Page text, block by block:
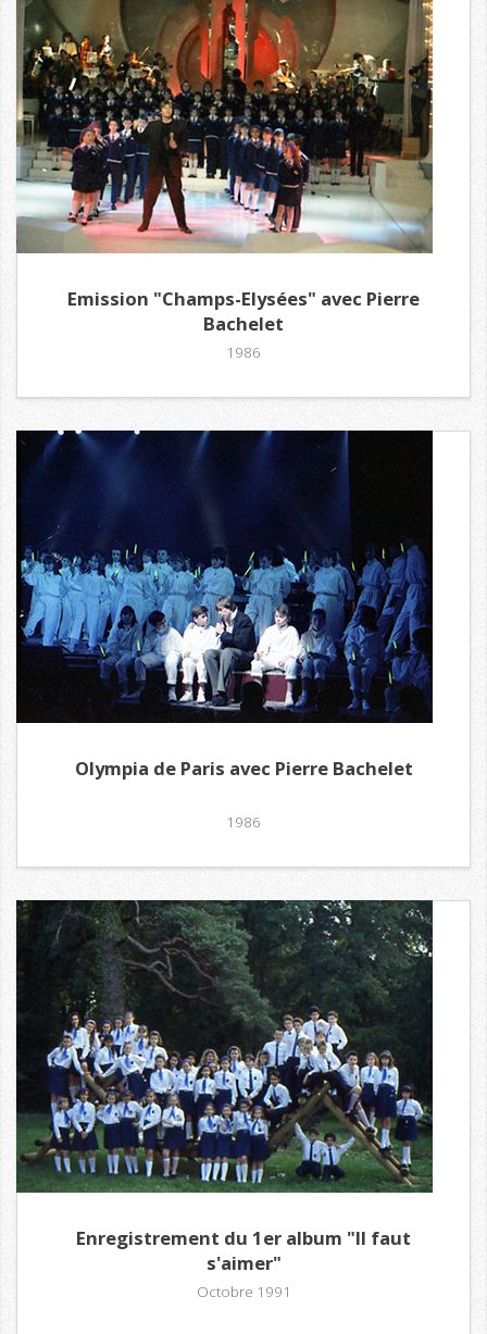
Emission "Champs-Elysées" avec Pierre
Bachelet
1986
Olympia de Paris avec Pierre Bachelet
1986
Enregistrement du 1er album "Il faut
s'aimer"
Octobre 1991